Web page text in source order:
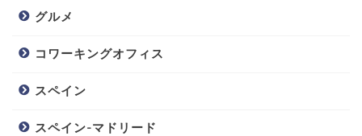
グルメ
コワーキングオフィス
スペイン
スペイン-マドリード